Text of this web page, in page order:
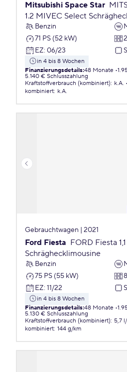
Mitsubishi Space Star
1.2 MIVEC Select
Benzin
71 PS (52 kW)
EZ: 06/23
in 4 bis 8 Wochen
Finanzierungsdetails:48 Monate
5.140 € Schlusszahlung
Kraftstoffverbrauch (kombiniert): k.A.
kombiniert: k.A.
Gebrauchtwagen | 2021
Ford Fiesta FORD Fiesta
Schräghecklimousine
Benzin
75 PS (55 kW)
EZ: 11/22
in 4 bis 8 Wochen
Finanzierungsdetails:48 Monate
5.130 € Schlusszahlung
Kraftstoffverbrauch (kombiniert): 5,7
kombiniert: 144 g/km